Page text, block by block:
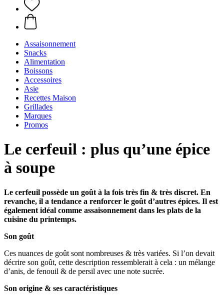
Assaisonnement
Snacks
Alimentation
Boissons
Accessoires
Asie
Recettes Maison
Grillades
Marques
Promos
Le cerfeuil : plus qu’une épice
à soupe
Le cerfeuil possède un goût à la fois très fin & très discret. En
revanche, il a tendance a renforcer le goût d’autres épices. Il est
également idéal comme assaisonnement dans les plats de la
cuisine du printemps.
Son goût
Ces nuances de goût sont nombreuses & très variées. Si l’on devait
décrire son goût, cette description ressemblerait à cela : un mélange
d’anis, de fenouil & de persil avec une note sucrée.
Son origine & ses caractéristiques